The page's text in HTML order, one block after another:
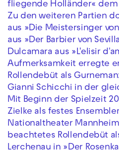
fliegende Holländer«
Zu den weiteren Partien
aus »Die Meistersinger
aus »Der Barbier von
Dulcamara aus »L'elisir
Aufmerksamkeit erregte
Rollendebüt als
Gianni Schicchi in der
Mit Beginn der Spielzeit
Zielke als festes
Nationaltheater
beachtetes Rollendebüt
Lerchenau in »Der